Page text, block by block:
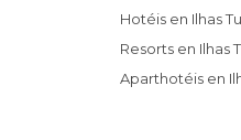
Hotéis en Ilhas
Resorts en
Aparthotéis en